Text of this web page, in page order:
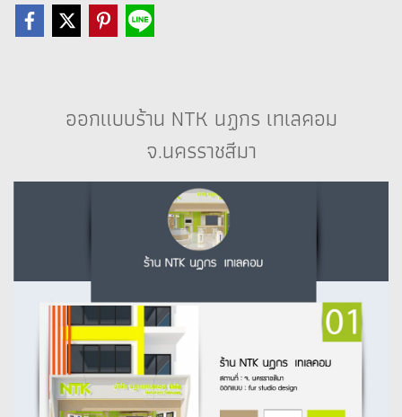
ออกแบบร้าน NTK นฏกร เทเลคอม
จ.นครราชสีมา